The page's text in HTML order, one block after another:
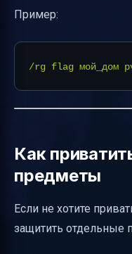
Пример:
Как
предметы
Если не хотите
защитить отдельные